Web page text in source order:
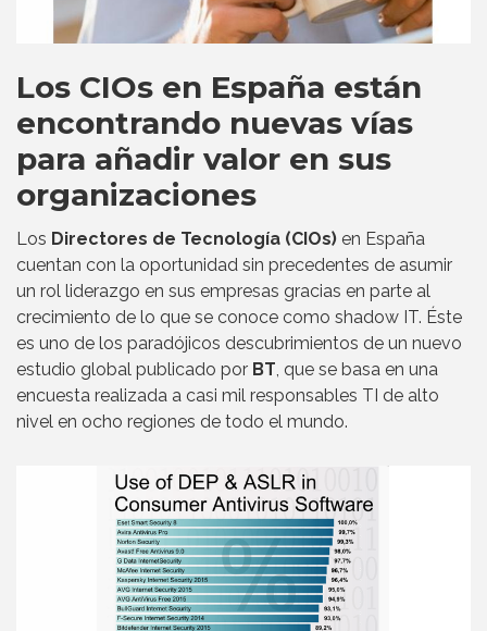
Los CIOs en España están
encontrando nuevas vías
para añadir valor en sus
organizaciones
Los Directores de Tecnología (CIOs) en España
cuentan con la oportunidad sin precedentes de asumir
un rol liderazgo en sus empresas gracias en parte al
crecimiento de lo que se conoce como shadow IT. Éste
es uno de los paradójicos descubrimientos de un nuevo
estudio global publicado por BT, que se basa en una
encuesta realizada a casi mil responsables TI de alto
nivel en ocho regiones de todo el mundo.